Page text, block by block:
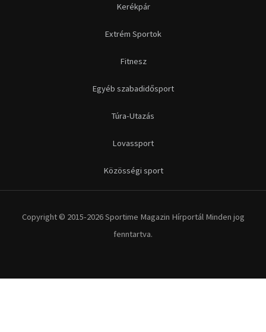
Kerékpár
Extrém Sportok
Fitnesz
Egyéb szabadidősport
Túra-Utazás
Lovassport
Közösségi sport
Copyright © 2015-2026 Sportime Magazin Hírportál Minden jog
fenntartva.